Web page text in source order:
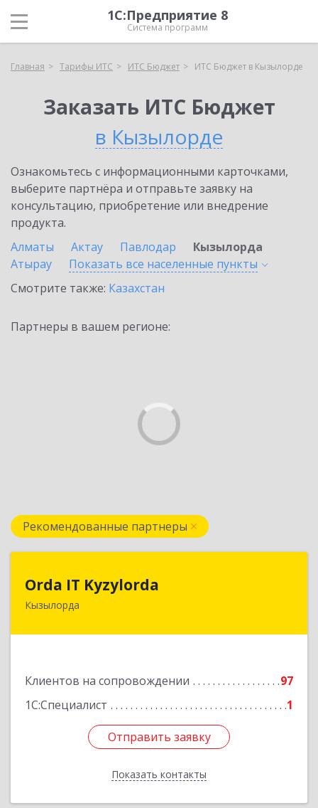
1С:Предприятие 8
Система программ
Главная Тарифы ИТС ИТС Бюджет ИТС Бюджет в Кызылорде
Заказать ИТС Бюджет
в Кызылорде
Ознакомьтесь с информационными карточками,
выберите партнёра и отправьте заявку на
консультацию, приобретение или внедрение
продукта.
Алматы
Актау Павлодар
Кызылорда
Атырау
Показать все населенные пункты
Смотрите также: Казахстан
Партнеры в вашем регионе:
Рекомендованные партнеры
Orda IT Kyzylorda
Кызылорда
Клиентов на сопровождении
97
1С:Специалист
1
Отправить заявку
Показать контакты
120008, Республика Казахстан, г. Кызылорда, пр.
Отправить заявку
Назад